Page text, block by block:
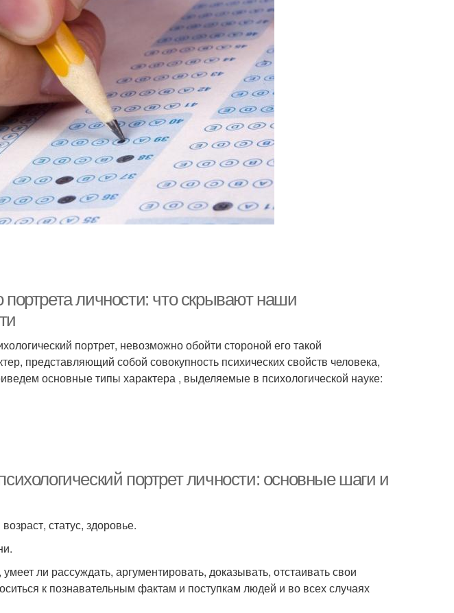
портрета личности: что скрывают наши
портрет, невозможно обойти стороной его такой
представляющий собой совокупность психических свойств человека,
основные типы характера , выделяемые в психологической науке:
портрет личности: основные шаги и
статус, здоровье.
ли рассуждать, аргументировать, доказывать, отстаивать свои
к познавательным фактам и поступкам людей и во всех случаях